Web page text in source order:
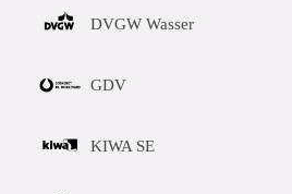
DVGW Wasser
GDV
KIWA SE